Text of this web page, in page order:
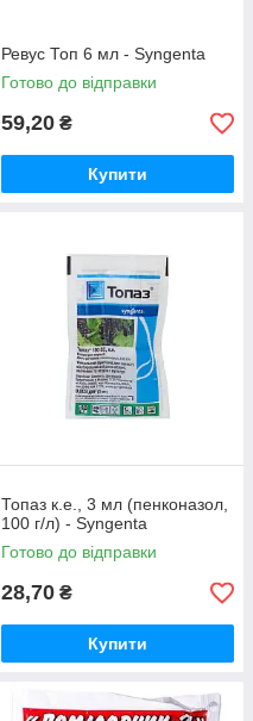
Ревус Топ 6 мл - Syngenta
Готово до відправки
59,20 ₴
Купити
Топаз к.е., 3 мл (пенконазол,
100 г/л) - Syngenta
Готово до відправки
28,70 ₴
Купити